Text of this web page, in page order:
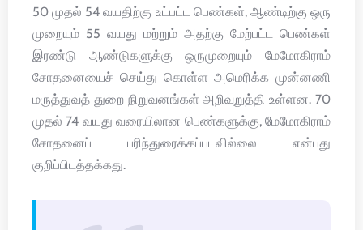
50 முதல் 54 வயதிற்கு உட்பட்ட பெண்கள், ஆண்டிற்கு ஒரு
முறையும் 55 வயது மற்றும் அதற்கு மேற்பட்ட பெண்கள்
இரண்டு ஆண்டுகளுக்கு ஒருமுறையும் மேமோகிராம்
சோதனையைச் செய்து கொள்ள அமெரிக்க முன்னணி
மருத்துவத் துறை நிறுவனங்கள் அறிவுறுத்தி உள்ளன. 70
முதல் 74 வயது வரையிலான பெண்களுக்கு, மேமோகிராம்
சோதனைப் பரிந்துரைக்கப்படவில்லை என்பது
குறிப்பிடத்தக்கது.